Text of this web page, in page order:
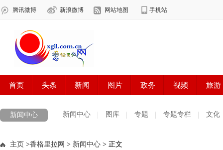
新闻中心 新闻中心 图库 专题 专题专栏 文化
主页 >香格里拉网 > 新闻中心 > 正文